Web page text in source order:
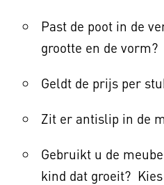
Past de poot in de
grootte en de vorm?
Geldt de prijs per
Zit er antislip in de
Gebruikt u de
kind dat groeit?